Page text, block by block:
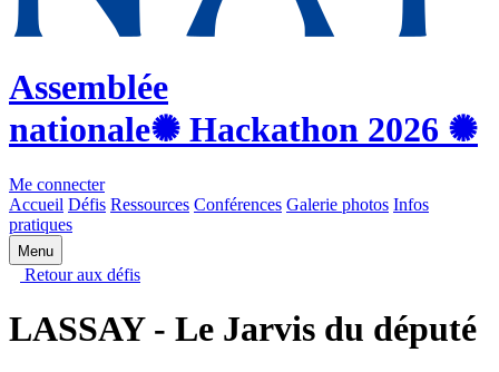
Assemblée
nationale✺ Hackathon 2026 ✺
Me connecter
Accueil Défis Ressources Conférences Galerie photos Infos
pratiques
Menu
Retour aux défis
LASSAY - Le Jarvis du député